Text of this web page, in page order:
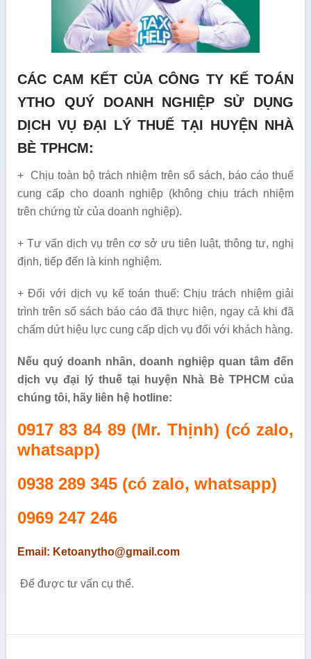
CÁC CAM KẾT CỦA CÔNG TY KẾ TOÁN
YTHO QUÝ DOANH NGHIỆP SỬ DỤNG
DỊCH VỤ ĐẠI LÝ THUẾ TẠI HUYỆN NHÀ
BÈ TPHCM:
+ Chịu toàn bộ trách nhiệm trên sổ sách, báo cáo thuế
cung cấp cho doanh nghiệp (không chịu trách nhiệm
trên chứng từ của doanh nghiệp).
+ Tư vấn dịch vụ trên cơ sở ưu tiên luật, thông tư, nghị
định, tiếp đến là kinh nghiệm.
+ Đối với dịch vụ kế toán thuế: Chịu trách nhiệm giải
trình trên sổ sách báo cáo đã thực hiện, ngay cả khi đã
chấm dứt hiệu lực cung cấp dịch vụ đối với khách hàng.
Nếu quý doanh nhân, doanh nghiệp quan tâm đến
dịch vụ đại lý thuế tại huyện Nhà Bè TPHCM của
chúng tôi, hãy liên hệ hotline:
0917 83 84 89 (Mr. Thịnh) (có zalo,
whatsapp)
0938 289 345 (có zalo, whatsapp)
0969 247 246
Email: Ketoanytho@gmail.com
Để được tư vấn cụ thể.